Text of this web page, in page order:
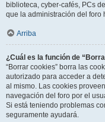
biblioteca, cyber-cafés, PCs
que la administración del foro
Arriba
¿Cuál es la función de
“Borrar cookies” borra las
autorizado para acceder a
al mismo. Las cookies
navegación del foro por el
Si está teniendo problemas
seguramente ayudará.